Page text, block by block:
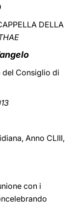
中文
LATINE
DELLA
del Consiglio di
Anno CLIII,
con i